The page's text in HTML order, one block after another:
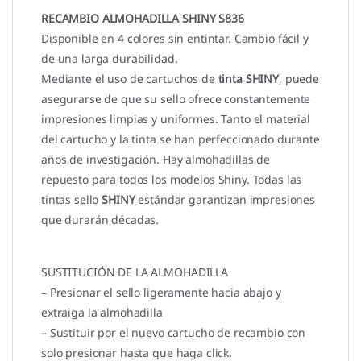
RECAMBIO ALMOHADILLA SHINY S836
Disponible en 4 colores sin entintar. Cambio fácil y
de una larga durabilidad.
Mediante el uso de cartuchos de tinta SHINY, puede
asegurarse de que su sello ofrece constantemente
impresiones limpias y uniformes. Tanto el material
del cartucho y la tinta se han perfeccionado durante
años de investigación. Hay almohadillas de
repuesto para todos los modelos Shiny. Todas las
tintas selloSHINYestándar garantizan impresiones
que durarán décadas.
SUSTITUCIÓN DE LA ALMOHADILLA
– Presionar el sello ligeramente hacia abajo y
extraiga la almohadilla
– Sustituir por el nuevo cartucho de recambio con
solo presionar hasta que haga click.